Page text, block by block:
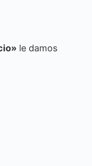
le damos